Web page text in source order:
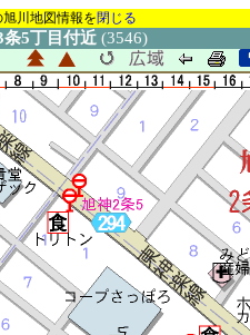
川地図情報を閉じる
条5丁目付近 (3546)